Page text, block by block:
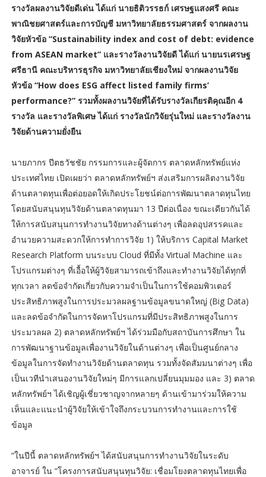
รางวัลผลงานวิจัยดีเด่น ได้แก่ นายธิติวรรธก์ เศรษฐแสงศรี คณะ
พาณิชยศาสตร์และการบัญชี มหาวิทยาลัยธรรมศาสตร์ จากผลงาน
วิจัยหัวข้อ “Sustainability index and cost of debt: evidence
from ASEAN market” และรางวัลงานวิจัยดี ได้แก่ นายนรเศรษฐ
ศรีธานี คณะบริหารธุรกิจ มหาวิทยาลัยเชียงใหม่ จากผลงานวิจัย
หัวข้อ “How does ESG affect listed family firms’
performance?” รวมทั้งผลงานวิจัยที่ได้รับรางวัลเกียรติคุณอีก 4
รางวัล และรางวัลพิเศษ ได้แก่ รางวัลนักวิจัยรุ่นใหม่ และรางวัลงาน
วิจัยด้านความยั่งยืน
นายภากร ปีตธวัชชัย กรรมการและผู้จัดการ ตลาดหลักทรัพย์แห่ง
ประเทศไทย เปิดเผยว่า ตลาดหลักทรัพย์ฯ ส่งเสริมการผลิตงานวิจัย
ด้านตลาดทุนเพื่อต่อยอดให้เกิดประโยชน์ต่อการพัฒนาตลาดทุนไทย
โดยสนับสนุนทุนวิจัยด้านตลาดทุนมา 13 ปีต่อเนื่อง ขณะเดียวกันได้
ให้การสนับสนุนการทำงานวิจัยทางด้านต่างๆ เพื่อลดอุปสรรคและ
อำนวยความสะดวกให้การทำการวิจัย 1) ให้บริการ Capital Market
Research Platform บนระบบ Cloud ที่มีทั้ง Virtual Machine และ
โปรแกรมต่างๆ ที่เอื้อให้ผู้วิจัยสามารถเข้าถึงและทำงานวิจัยได้ทุกที่
ทุกเวลา ลดข้อจำกัดเกี่ยวกับความจำเป็นในการใช้คอมพิวเตอร์
ประสิทธิภาพสูงในการประมวลผลฐานข้อมูลขนาดใหญ่ (Big Data)
และลดข้อจำกัดในการจัดหาโปรแกรมที่มีประสิทธิภาพสูงในการ
ประมวลผล 2) ตลาดหลักทรัพย์ฯ ได้ร่วมมือกับสถาบันการศึกษา ใน
การพัฒนาฐานข้อมูลเพื่องานวิจัยในด้านต่างๆ เพื่อเป็นศูนย์กลาง
ข้อมูลในการจัดทำงานวิจัยด้านตลาดทุน รวมทั้งจัดสัมมนาต่างๆ เพื่อ
เป็นเวทีนำเสนองานวิจัยใหม่ๆ มีการแลกเปลี่ยนมุมมอง และ 3) ตลาด
หลักทรัพย์ฯ ได้เชิญผู้เชี่ยวชาญจากหลายๆ ด้านเข้ามาร่วมให้ความ
เห็นและแนะนำผู้วิจัยให้เข้าใจถึงกระบวนการทำงานและการใช้
ข้อมูล
“ในปีนี้ ตลาดหลักทรัพย์ฯ ได้สนับสนุนการทำงานวิจัยในระดับ
อาจารย์ ใน “โครงการสนับสนุนทุนวิจัย: เชื่อมโยงตลาดทุนไทยเพื่อ